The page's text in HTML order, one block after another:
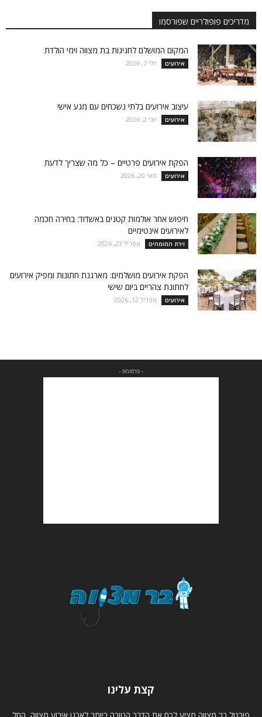
מדריכים פופולריים שפורסמו
המקום המושלם לחגיגות בת מצווה וימי הולדת
אירועים יולי 7, 2026
עיצוב אירועים בלתי נשכחים עם מגע אישי
אירועים יוני 2, 2026
הפקת אירועים פרטיים – כל מה שצריך לדעת
אירועים מאי 20, 2026
חיפוש אחר אולמות קטנים באשדוד: בחירה חכמה
לאירועים אינטימיים
זירת המומחים אפריל 23, 2026
הפקת אירועים מושלמים: מארגנת חתונות ומפיק אירועים
לחתונת צהריים ביום שישי
אירועים אפריל 12, 2026
- פרסומת -
קצת עלינו